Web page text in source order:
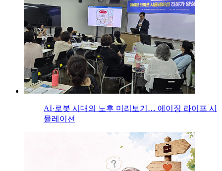
AI·로봇 시대의 노후 미리보기… 에이징 라이프 시
뮬레이션